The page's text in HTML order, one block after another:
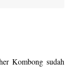
Kombong sudah